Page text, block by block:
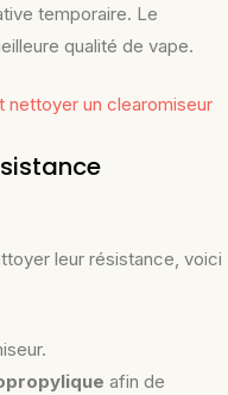
temporaire. Le
qualité de vape.
nettoyer un clearomiseur
leur résistance, voici
afin de